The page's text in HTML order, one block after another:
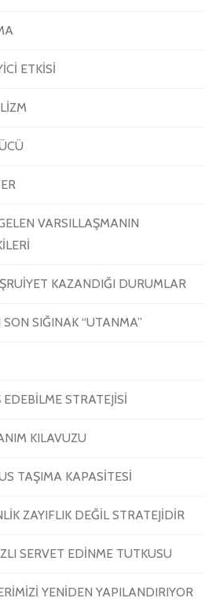
ETKİSİ
VARSILLAŞMANIN
KAZANDIĞI DURUMLAR
SIĞINAK “UTANMA”
STRATEJİSİ
KILAVUZU
TAŞIMA KAPASİTESİ
ZAYIFLIK DEĞİL STRATEJİDİR
SERVET EDİNME TUTKUSU
YENİDEN YAPILANDIRIYOR